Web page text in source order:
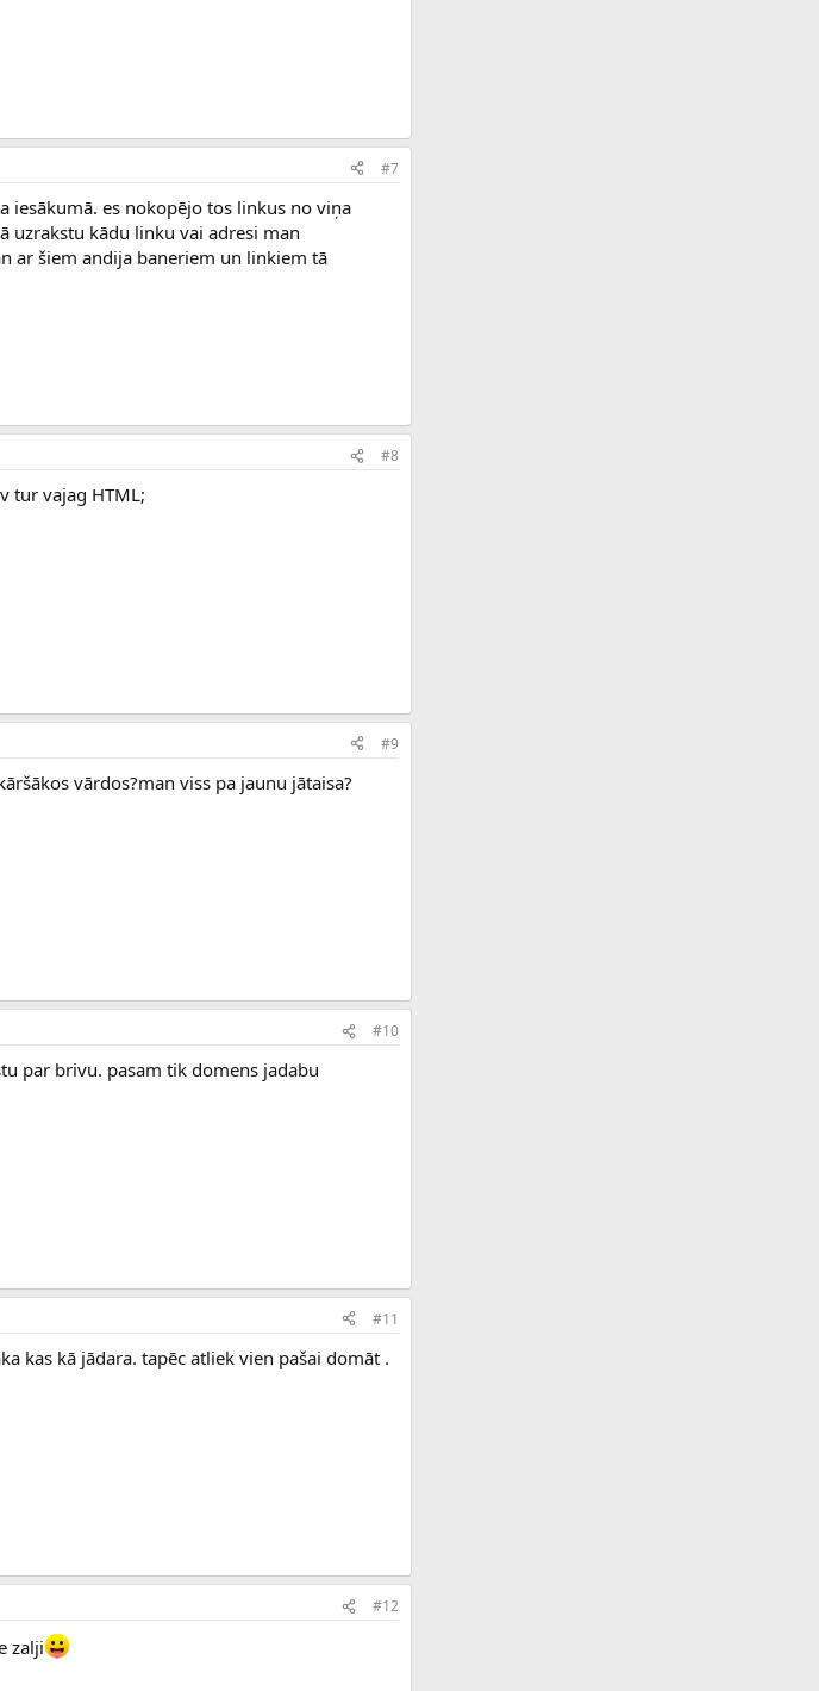
#7
iesākumā. es nokopējo tos linkus no viņa
uzrakstu kādu linku vai adresi man
ar šiem andija baneriem un linkiem tā
#8
tur vajag HTML;
#9
vārdos?man viss pa jaunu jātaisa?
#10
par brivu. pasam tik domens jadabu
#11
kas kā jādara. tapēc atliek vien pašai domāt .
#12
zalji